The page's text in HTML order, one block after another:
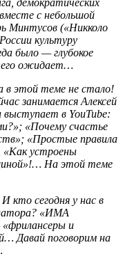
с небольшой
Минтусов («Никколо
культуру
было — глубокое
ожидает…
этой теме не стало!
занимается Алексей
в YouTube:
«Почему счастье
«Простые правила
устроены
На этой теме
кто сегодня у нас в
«ИМА
и
Давай поговорим на